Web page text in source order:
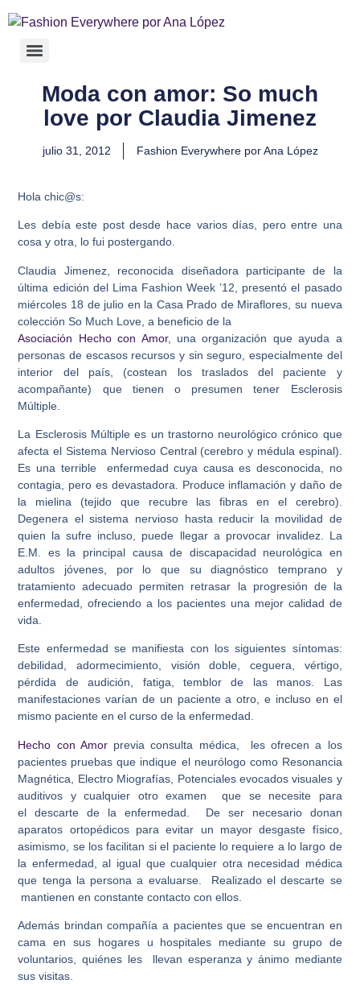
Moda con amor: So much
love por Claudia Jimenez
julio 31, 2012 Fashion Everywhere por Ana López
Hola chic@s:
Les debía este post desde hace varios días, pero entre una
cosa y otra, lo fui postergando.
Claudia Jimenez, reconocida diseñadora participante de la
última edición del Lima Fashion Week ’12, presentó el pasado
miércoles 18 de julio en la Casa Prado de Miraflores, su nueva
colecciónSo Much Love, a beneficio de la
Asociación Hecho con Amor, una organización que ayuda a
personas de escasos recursos y sin seguro, especialmente del
interior del país, (costean los traslados del paciente y
acompañante) que tienen o presumen tener Esclerosis
Múltiple.
La Esclerosis Múltiple es un trastorno neurológico crónico que
afecta el Sistema Nervioso Central (cerebro y médula espinal).
Es una terrible enfermedad cuya causa es desconocida, no
contagia, pero es devastadora. Produce inflamación y daño de
la mielina (tejido que recubre las fibras en el cerebro).
Degenera el sistema nervioso hasta reducir la movilidad de
quien la sufre incluso, puede llegar a provocar invalidez. La
E.M. es la principal causa de discapacidad neurológica en
adultos jóvenes, por lo que su diagnóstico temprano y
tratamiento adecuado permiten retrasar la progresión de la
enfermedad, ofreciendo a los pacientes una mejor calidad de
vida.
Este enfermedad se manifiesta con los siguientes síntomas:
debilidad, adormecimiento, visión doble, ceguera, vértigo,
pérdida de audición, fatiga, temblor de las manos. Las
manifestaciones varían de un paciente a otro, e incluso en el
mismo paciente en el curso de la enfermedad.
Hecho con Amorprevia consulta médica, les ofrecen a los
pacientes pruebas que indique el neurólogo como Resonancia
Magnética, Electro Miografías, Potenciales evocados visuales y
auditivos y cualquier otro examen que se necesite para
el descarte de la enfermedad. De ser necesario donan
aparatos ortopédicos para evitar un mayor desgaste físico,
asimismo, se los facilitan si el paciente lo requiere a lo largo de
la enfermedad, al igual que cualquier otra necesidad médica
que tenga la persona a evaluarse. Realizado el descarte se
mantienen en constante contacto con ellos.
Además brindan compañía a pacientes que se encuentran en
cama en sus hogares u hospitales mediante su grupo de
voluntarios, quiénes les llevan esperanza y ánimo mediante
sus visitas.